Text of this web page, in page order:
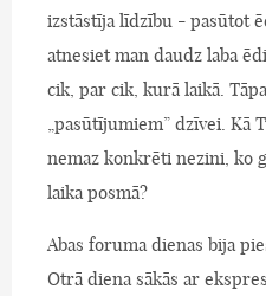
izstāstīja līdzību - pasūtot
atnesiet man daudz laba
cik, par cik, kurā laikā.
„pasūtījumiem” dzīvei. Kā
nemaz konkrēti nezini, ko
laika posmā?
Abas foruma dienas bija
Otrā diena sākās ar